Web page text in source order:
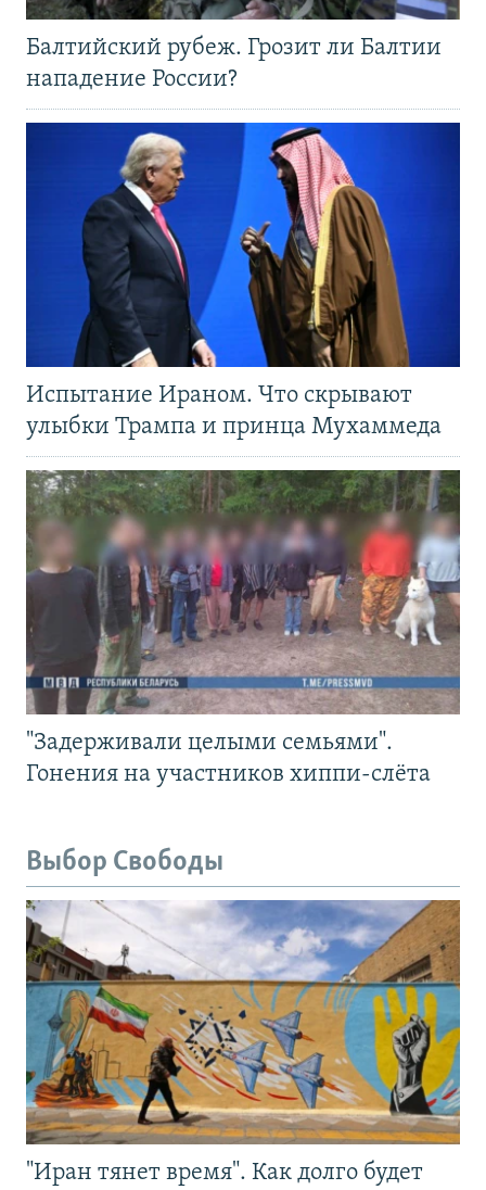
Балтийский рубеж. Грозит ли Балтии
нападение России?
Испытание Ираном. Что скрывают
улыбки Трампа и принца Мухаммеда
"Задерживали целыми семьями".
Гонения на участников хиппи-слёта
Выбор Свободы
"Иран тянет время". Как долго будет